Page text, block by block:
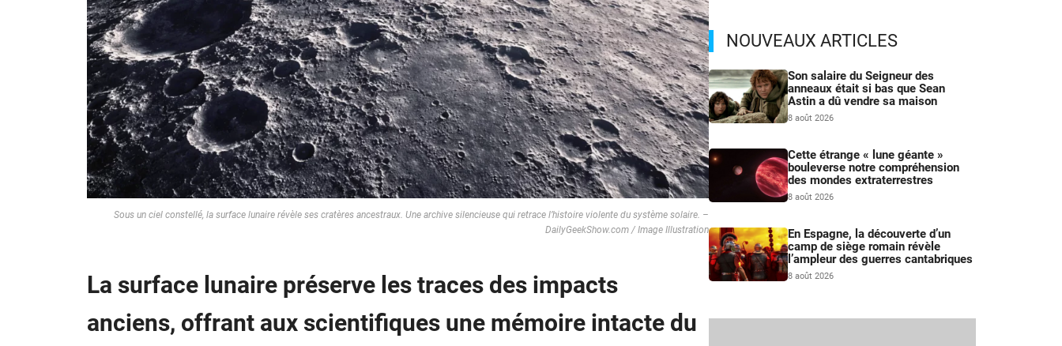
Sous un ciel constellé, la surface lunaire révèle ses cratères ancestraux. Une archive silencieuse qui retrace l’histoire violente du système solaire. –
DailyGeekShow.com / Image Illustration
La surface lunaire préserve les traces des impacts
anciens, offrant aux scientifiques une mémoire intacte du
NOUVEAUX ARTICLES
Son salaire du Seigneur des
anneaux était si bas que Sean
Astin a dû vendre sa maison
8 août 2026
Cette étrange « lune géante »
bouleverse notre compréhension
des mondes extraterrestres
8 août 2026
En Espagne, la découverte d’un
camp de siège romain révèle
l’ampleur des guerres cantabriques
8 août 2026